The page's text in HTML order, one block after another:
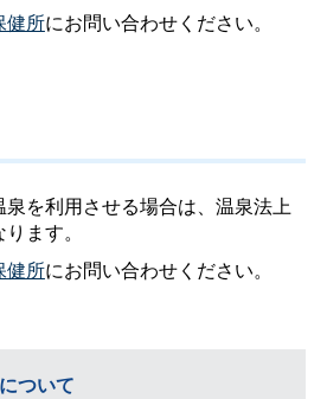
健所にお問い合わせください。
を利用させる場合は、温泉法上
ます。
健所にお問い合わせください。
ついて